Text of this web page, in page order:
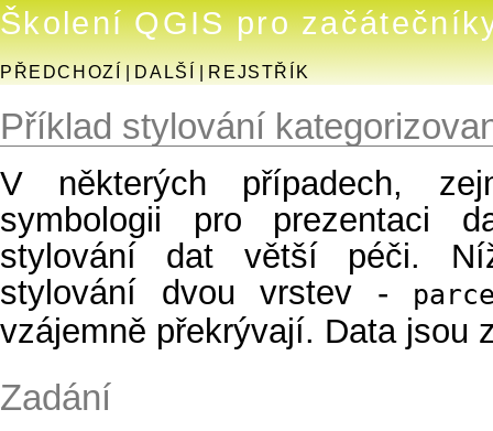
Školení QGIS pro
PŘEDCHOZÍ DALŠÍ REJSTŘÍK
Příklad stylování
V některých případech,
symbologii pro prezentaci
stylování dat větší péči.
stylování dvou vrstev -
vzájemně překrývají. Data jsou
Zadání